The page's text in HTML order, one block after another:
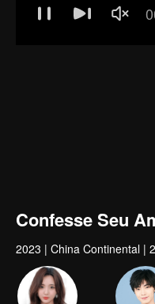
Confesse Seu
2023 | China Continental |